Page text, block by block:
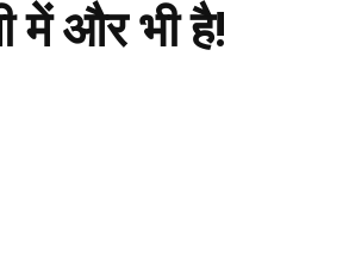
में और भी है!